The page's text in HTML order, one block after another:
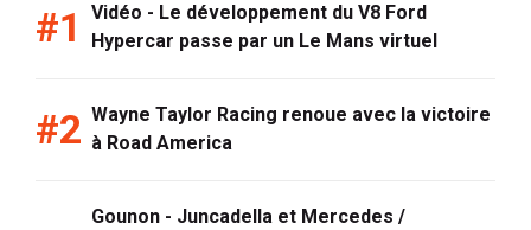
Vidéo - Le développement du V8 Ford
Hypercar passe par un Le Mans virtuel
Wayne Taylor Racing renoue avec la victoire
à Road America
Gounon - Juncadella et Mercedes /